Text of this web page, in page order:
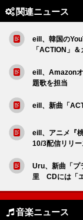
関連ニュース
eill、韓国の
「ACTION」
eill、Amazon
題歌を担当
eill、新曲「
eill、アニメ『
10/3配信リリ
Uru、新曲「プ
里 CDには「
音楽ニュース